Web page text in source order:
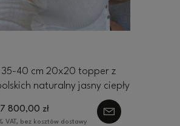
40 cm 20x20 topper z
naturalny jasny ciepły
7 800,00 zł
VAT, bez kosztów dostawy